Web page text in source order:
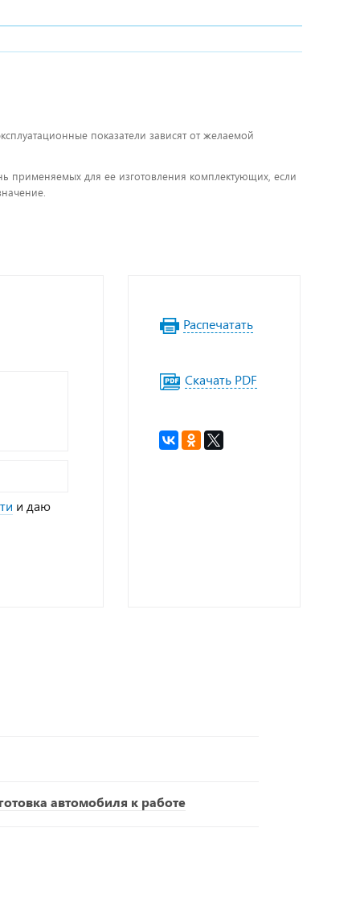
показатели зависят от желаемой
применяемых для ее изготовления комплектующих, если
и даю
Распечатать
Скачать PDF
автомобиля к работе